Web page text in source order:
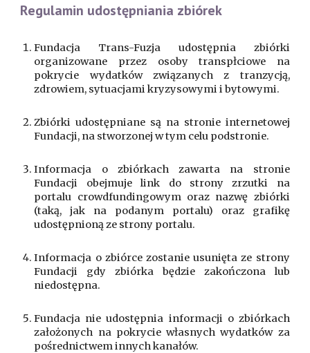
Regulamin udostępniania zbiórek
Fundacja Trans-Fuzja udostępnia zbiórki
organizowane przez osoby transpłciowe na
pokrycie wydatków związanych z tranzycją,
zdrowiem, sytuacjami kryzysowymi i bytowymi.
Zbiórki udostępniane są na stronie internetowej
Fundacji, na stworzonej w tym celu podstronie.
Informacja o zbiórkach zawarta na stronie
Fundacji obejmuje link do strony zrzutki na
portalu crowdfundingowym oraz nazwę zbiórki
(taką, jak na podanym portalu) oraz grafikę
udostępnioną ze strony portalu.
Informacja o zbiórce zostanie usunięta ze strony
Fundacji gdy zbiórka będzie zakończona lub
niedostępna.
Fundacja nie udostępnia informacji o zbiórkach
założonych na pokrycie własnych wydatków za
pośrednictwem innych kanałów.